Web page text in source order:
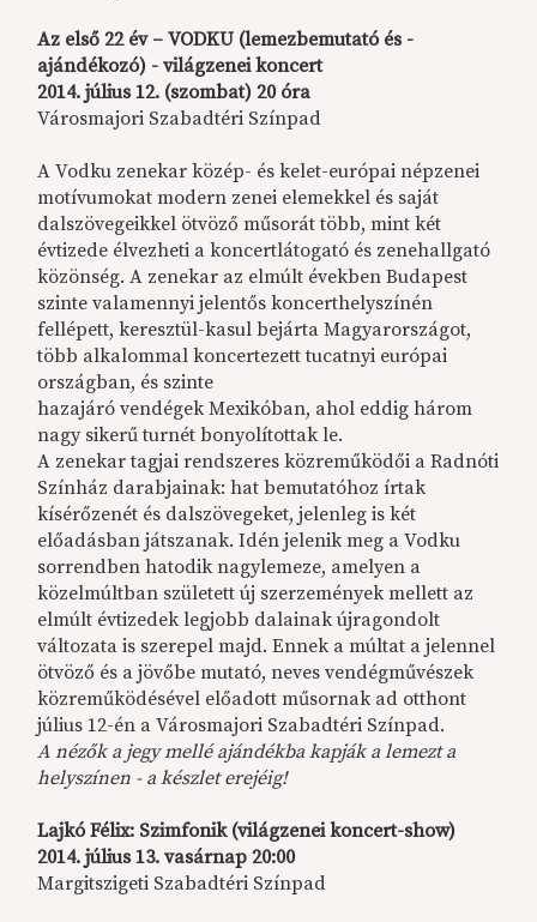
Az első 22 év – VODKU (lemezbemutató és -
ajándékozó) - világzenei koncert
2014. július 12. (szombat) 20 óra
Városmajori Szabadtéri Színpad
A Vodku zenekar közép- és kelet-európai népzenei
motívumokat modern zenei elemekkel és saját
dalszövegeikkel ötvöző műsorát több, mint két
évtizede élvezheti a koncertlátogató és zenehallgató
közönség. A zenekar az elmúlt években Budapest
szinte valamennyi jelentős koncerthelyszínén
fellépett, keresztül-kasul bejárta Magyarországot,
több alkalommal koncertezett tucatnyi európai
országban, és szinte
hazajáró vendégek Mexikóban, ahol eddig három
nagy sikerű turnét bonyolítottak le.
A zenekar tagjai rendszeres közreműködői a Radnóti
Színház darabjainak: hat bemutatóhoz írtak
kísérőzenét és dalszövegeket, jelenleg is két
előadásban játszanak. Idén jelenik meg a Vodku
sorrendben hatodik nagylemeze, amelyen a
közelmúltban született új szerzemények mellett az
elmúlt évtizedek legjobb dalainak újragondolt
változata is szerepel majd. Ennek a múltat a jelennel
ötvöző és a jövőbe mutató, neves vendégművészek
közreműködésével előadott műsornak ad otthont
július 12-én a Városmajori Szabadtéri Színpad.
A nézők a jegy mellé ajándékba kapják a lemezt a
helyszínen - a készlet erejéig!
Lajkó Félix: Szimfonik (világzenei koncert-show)
2014. július 13. vasárnap 20:00
Margitszigeti Szabadtéri Színpad